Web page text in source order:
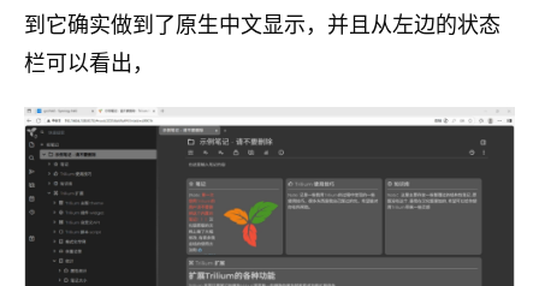
到它确实做到了原生中文显示，并且从左边的状态
栏可以看出，